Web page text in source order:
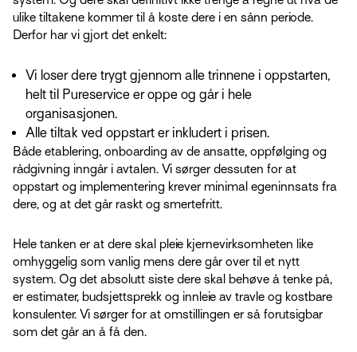
ulike tiltakene kommer til å koste dere i en sånn periode.
Derfor har vi gjort det enkelt:
Vi loser dere trygt gjennom alle trinnene i oppstarten,
helt til Pureservice er oppe og går i hele
organisasjonen.
Alle tiltak ved oppstart er inkludert i prisen.
Både etablering, onboarding av de ansatte, oppfølging og
rådgivning inngår i avtalen. Vi sørger dessuten for at
oppstart og implementering krever minimal egeninnsats fra
dere, og at det går raskt og smertefritt.
Hele tanken er at dere skal pleie kjernevirksomheten like
omhyggelig som vanlig mens dere går over til et nytt
system. Og det absolutt siste dere skal behøve å tenke på,
er estimater, budsjettsprekk og innleie av travle og kostbare
konsulenter. Vi sørger for at omstillingen er så forutsigbar
som det går an å få den.